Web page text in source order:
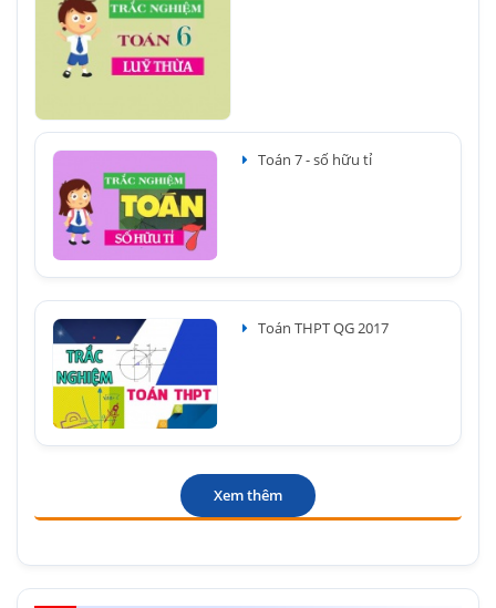
Toán 7 - số hữu tỉ
Toán THPT QG 2017
Xem thêm